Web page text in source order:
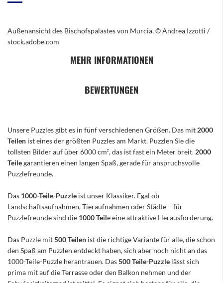
Außenansicht des Bischofspalastes von Murcia, © Andrea Izzotti /
stock.adobe.com
MEHR INFORMATIONEN
BEWERTUNGEN
Unsere Puzzles gibt es in fünf verschiedenen Größen. Das mit 2000
Teilen ist eines der größten Puzzles am Markt. Puzzlen Sie die
tollsten Bilder auf über 6000 cm², das ist fast ein Meter breit. 2000
Teilegarantieren einen langen Spaß, gerade für anspruchsvolle
Puzzlefreunde.
Das 1000-Teile-Puzzle ist unser Klassiker. Egal ob
Landschaftsaufnahmen, Tieraufnahmen oder Städte – für
Puzzlefreunde sind die 1000 Teile eine attraktive Herausforderung.
Das Puzzle mit500 Teilen ist die richtige Variante für alle, die schon
den Spaß am Puzzlen entdeckt haben, sich aber noch nicht an das
1000-Teile-Puzzle herantrauen. Das500 Teile-Puzzle lässt sich
prima mit auf die Terrasse oder den Balkon nehmen und der